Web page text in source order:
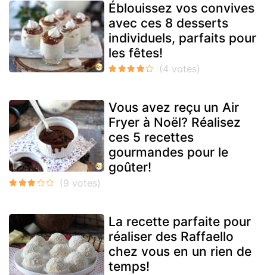
Éblouissez vos convives
avec ces 8 desserts
individuels, parfaits pour
les fêtes!
Vous avez reçu un Air
Fryer à Noël? Réalisez
ces 5 recettes
gourmandes pour le
goûter!
La recette parfaite pour
réaliser des Raffaello
chez vous en un rien de
temps!